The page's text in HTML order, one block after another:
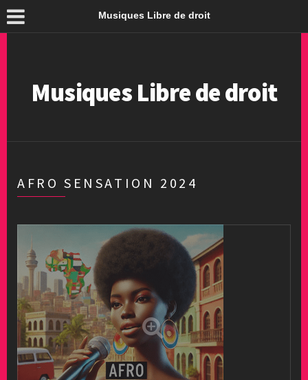
Musiques Libre de droit
Musiques Libre de droit
AFRO SENSATION 2024